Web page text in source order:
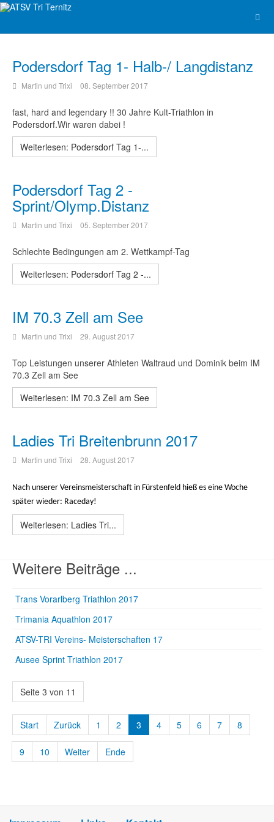
Podersdorf Tag 1- Halb-/ Langdistanz
Martin und Trixi 08. September 2017
fast, hard and legendary !! 30 Jahre Kult-Triathlon in
Podersdorf.Wir waren dabei !
Weiterlesen: Podersdorf Tag 1-...
Podersdorf Tag 2 -
Sprint/Olymp.Distanz
Martin und Trixi 05. September 2017
Schlechte Bedingungen am 2. Wettkampf-Tag
Weiterlesen: Podersdorf Tag 2 -...
IM 70.3 Zell am See
Martin und Trixi 29. August 2017
Top Leistungen unserer Athleten Waltraud und Dominik beim IM
70.3 Zell am See
Weiterlesen: IM 70.3 Zell am See
Ladies Tri Breitenbrunn 2017
Martin und Trixi 28. August 2017
Nach unserer Vereinsmeisterschaft in Fürstenfeld hieß es eine Woche
später wieder: Raceday!
Weiterlesen: Ladies Tri...
Weitere Beiträge ...
Trans Vorarlberg Triathlon 2017
Trimania Aquathlon 2017
ATSV-TRI Vereins- Meisterschaften 17
Ausee Sprint Triathlon 2017
Seite 3 von 11
Start Zurück 1 2 3 4 5 6 7 8
9 10 Weiter Ende